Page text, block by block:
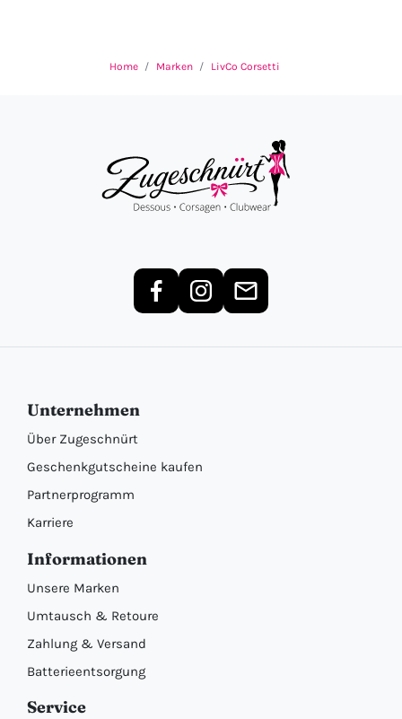
Home Marken LivCo Corsetti
Unternehmen
Über Zugeschnürt
Geschenkgutscheine kaufen
Partnerprogramm
Karriere
Informationen
Unsere Marken
Umtausch & Retoure
Zahlung & Versand
Batterieentsorgung
Service